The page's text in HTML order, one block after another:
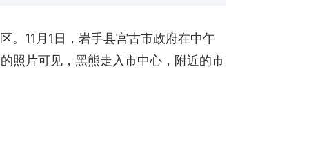
。11月1日，岩手县宫古市政府在中午
照片可见，黑熊走入市中心，附近的市